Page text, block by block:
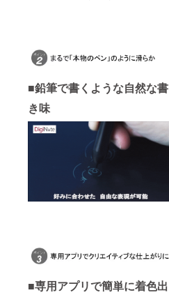
■鉛筆で書くような自然な書
き味
■専用アプリで簡単に着色出